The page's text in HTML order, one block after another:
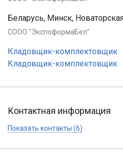
Беларусь, Минск,
СООО "ЭкспоформаБел"
Кладовщик-комплектовщик
Кладовщик-комплектовщик
Контактная информация
Показать контакты (6)